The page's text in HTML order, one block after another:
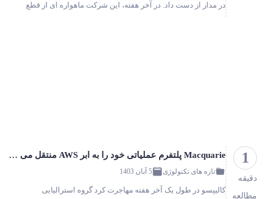
در مدار از دست داد. در آخر هفته، این شرکت ماهواره ای از قطع
1
دقیقه
مطالعه
Macquarie پلتفرم عملیاتی خود را به ابر AWS منتقل می کند!
تازه های تکنولوژی 5 آبان 1403
کالیپسو در طول یک آخر هفته مهاجرت کرد گروه استرالیایی